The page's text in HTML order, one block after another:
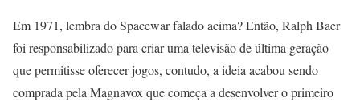
Em 1971, lembra do Spacewar falado acima? Então, Ralph Baer
foi responsabilizado para criar uma televisão de última geração
que permitisse oferecer jogos, contudo, a ideia acabou sendo
comprada pela Magnavox que começa a desenvolver o primeiro